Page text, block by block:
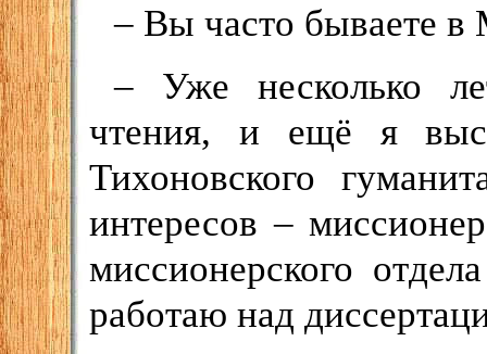
– Вы часто бываете в
– Уже несколько
чтения, и ещё я
Тихоновского
интересов –
миссионерского
работаю над